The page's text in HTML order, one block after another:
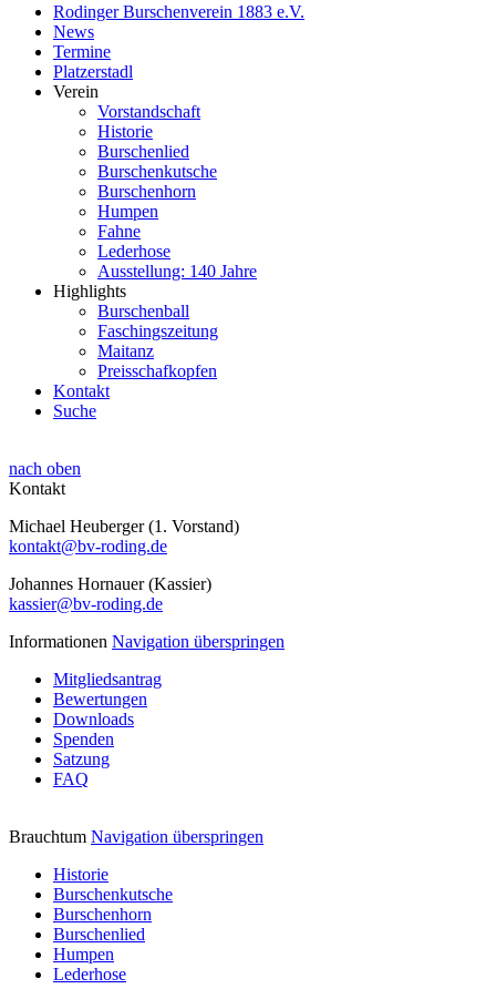
Rodinger Burschenverein 1883 e.V.
News
Termine
Platzerstadl
Verein
Vorstandschaft
Historie
Burschenlied
Burschenkutsche
Burschenhorn
Humpen
Fahne
Lederhose
Ausstellung: 140 Jahre
Highlights
Burschenball
Faschingszeitung
Maitanz
Preisschafkopfen
Kontakt
Suche
nach oben
Kontakt
Michael Heuberger (1. Vorstand)
kontakt@bv-roding.de
Johannes Hornauer (Kassier)
kassier@bv-roding.de
Informationen Navigation überspringen
Mitgliedsantrag
Bewertungen
Downloads
Spenden
Satzung
FAQ
Brauchtum Navigation überspringen
Historie
Burschenkutsche
Burschenhorn
Burschenlied
Humpen
Lederhose